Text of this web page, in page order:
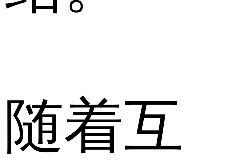
随着互